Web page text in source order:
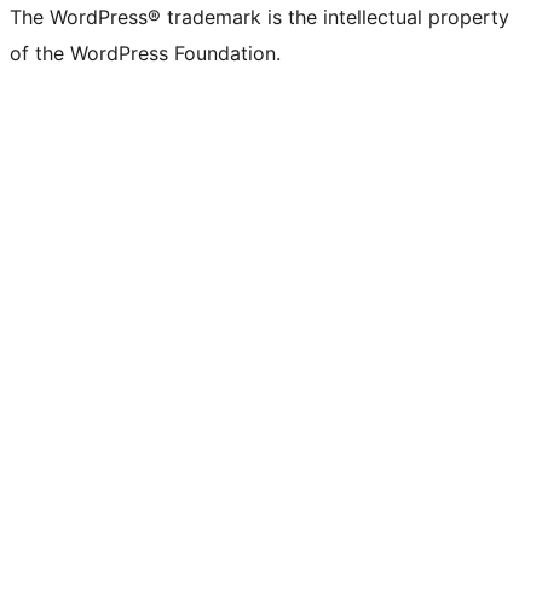
The WordPress® trademark is the intellectual property
of the WordPress Foundation.